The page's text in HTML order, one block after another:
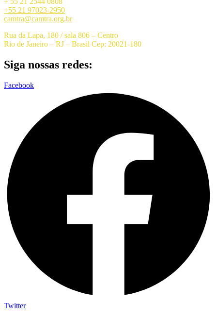
+55 21 97023-2950
camtra@camtra.org.br
Rua da Lapa, 180 / sala 806 – Centro
Rio de Janeiro – RJ – Brasil Cep: 20021-180
Siga nossas redes:
Facebook
Twitter